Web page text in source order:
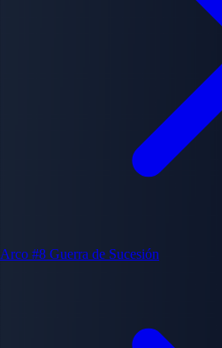
Arco #8 Guerra de Sucesión